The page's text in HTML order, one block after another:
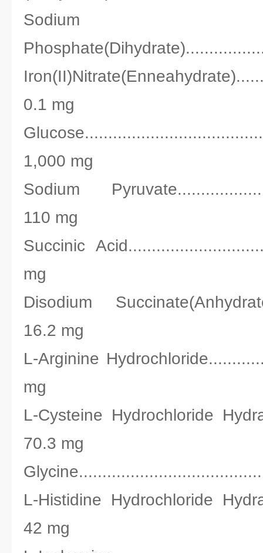
Sodium
0.1 mg
1,000 mg
Sodium
110 mg
Succinic
mg
Disodium
16.2 mg
L-Arginine
mg
L-Cysteine Hydrochloride
70.3 mg
L-Histidine Hydrochloride
42 mg